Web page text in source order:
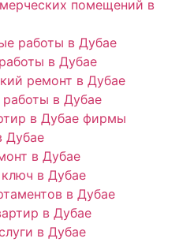
помещений в
работы в Дубае
в Дубае
ремонт в Дубае
в Дубае
в Дубае фирмы
Дубае
в Дубае
в Дубае
в Дубае
в Дубае
в Дубае